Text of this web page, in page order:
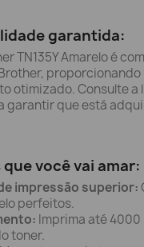
garantida:
TN135Y Amarelo é
otimizado. Consulte
garantir que está
você vai amar:
impressão superior:
perfeitos.
Imprima até
toner.